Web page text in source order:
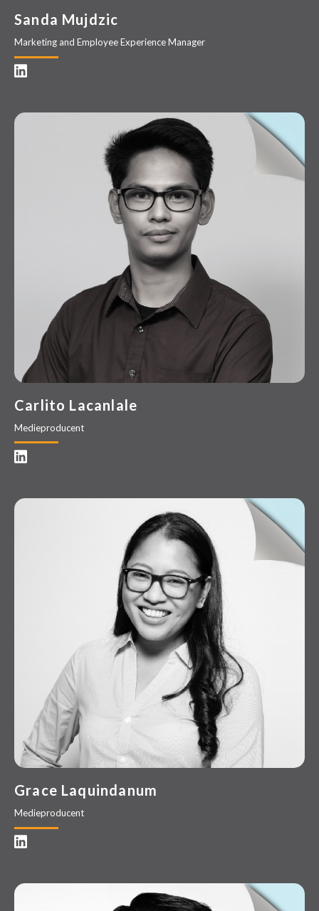
Sanda Mujdzic
Marketing and Employee Experience Manager
Carlito Lacanlale
Medieproducent
Grace Laquindanum
Medieproducent